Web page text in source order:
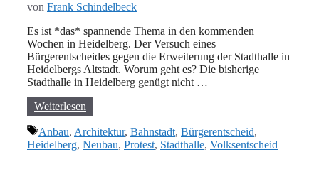
von Frank Schindelbeck
Es ist *das* spannende Thema in den kommenden
Wochen in Heidelberg. Der Versuch eines
Bürgerentscheides gegen die Erweiterung der Stadthalle in
Heidelbergs Altstadt. Worum geht es? Die bisherige
Stadthalle in Heidelberg genügt nicht …
Weiterlesen
Schlagwörter
Anbau, Architektur, Bahnstadt, Bürgerentscheid,
Heidelberg, Neubau, Protest, Stadthalle, Volksentscheid